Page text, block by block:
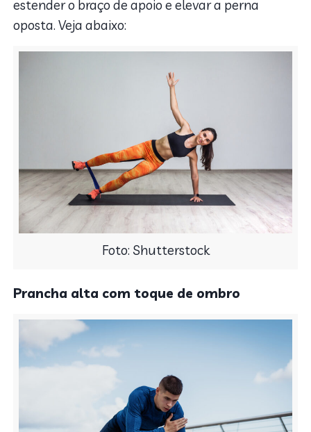
estender o braço de apoio e elevar a perna
oposta. Veja abaixo:
Foto: Shutterstock
Prancha alta com toque de ombro